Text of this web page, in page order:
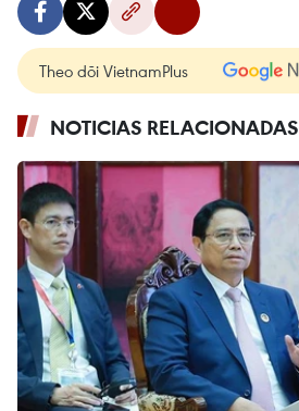
Theo dõi VietnamPlus
NOTICIAS RELACIONADAS